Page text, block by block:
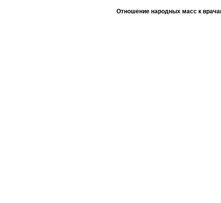
Отношение народных масс к